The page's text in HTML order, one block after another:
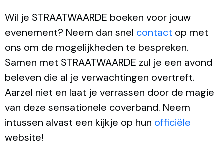
Wil je STRAATWAARDE boeken voor jouw
evenement? Neem dan snel contact op met
ons om de mogelijkheden te bespreken.
Samen met STRAATWAARDE zul je een avond
beleven die al je verwachtingen overtreft.
Aarzel niet en laat je verrassen door de magie
van deze sensationele coverband. Neem
intussen alvast een kijkje op hun officiële
website!